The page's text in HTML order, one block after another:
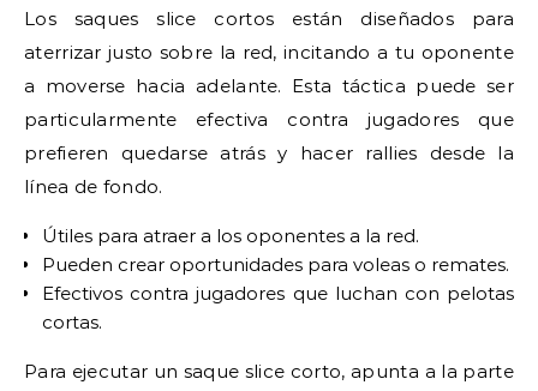
Los saques slice cortos están diseñados para
aterrizar justo sobre la red, incitando a tu oponente
a moverse hacia adelante. Esta táctica puede ser
particularmente efectiva contra jugadores que
prefieren quedarse atrás y hacer rallies desde la
línea de fondo.
Útiles para atraer a los oponentes a la red.
Pueden crear oportunidades para voleas o remates.
Efectivos contra jugadores que luchan con pelotas
cortas.
Para ejecutar un saque slice corto, apunta a la parte